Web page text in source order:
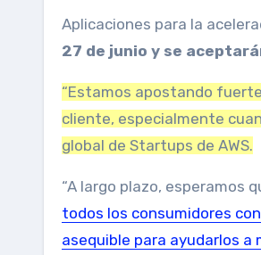
Aplicaciones para la
27 de junio y se
“Estamos apostando
cliente, especialmente
global de Startups de AWS.
“A largo plazo, esperamos
todos los consumidores
asequible para ayudarlos a